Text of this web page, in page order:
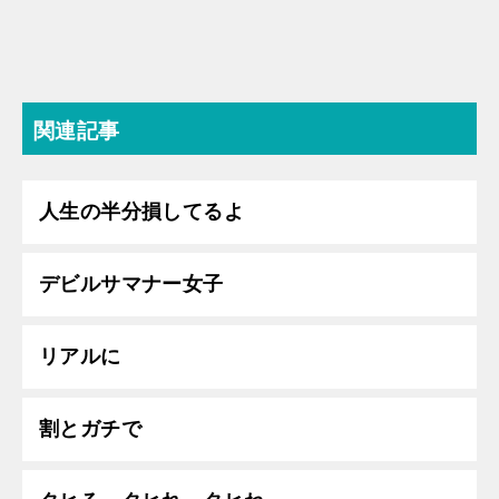
関連記事
人生の半分損してるよ
デビルサマナー女子
リアルに
割とガチで